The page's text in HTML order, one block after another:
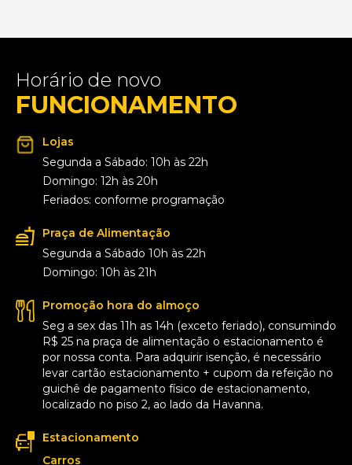
Horário de novo
FUNCIONAMENTO
Lojas
Segunda a Sábado: 10h às 22h
Domingo: 12h às 20h
Feriados: conforme programação
Praça de Alimentação
Segunda a Sábado 10h às 22h
Domingo: 10h às 21h
Promoção hora do almoço
Seg a sex das 11h as 14h (exceto feriado), consumindo
R$ 25 na praça de alimentação o estacionamento é
por nossa conta. Para adquirir isenção, é necessário
levar cartão estacionamento + cupom da refeição no
guichê de pagamento físico de estacionamento,
localizado no piso 2, ao lado da Havanna.
Estacionamento
Carros